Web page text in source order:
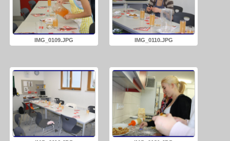
IMG_0109.JPG IMG_0110.JPG